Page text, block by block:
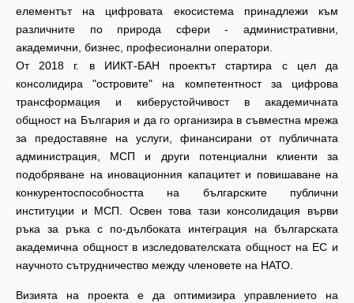
елементът на цифровата екосистема принадлежи към
различните по природа сфери - административни,
академични, бизнес, професионални оператори.
От 2018 г. в ИИКТ-БАН проектът стартира с цел да
консолидира "островите" на компетентност за цифрова
трансформация и киберустойчивост в академичната
общност на България и да го организира в съвместна мрежа
за предоставяне на услуги, финансирани от публичната
администрация, МСП и други потенциални клиенти за
подобряване на иновационния капацитет и повишаване на
конкурентоспособността на българските публични
институции и МСП. Освен това тази консолидация върви
ръка за ръка с по-дълбоката интеграция на българската
академична общност в изследователската общност на ЕС и
научното сътрудничество между членовете на НАТО.
Визията на проекта е да оптимизира управлението на